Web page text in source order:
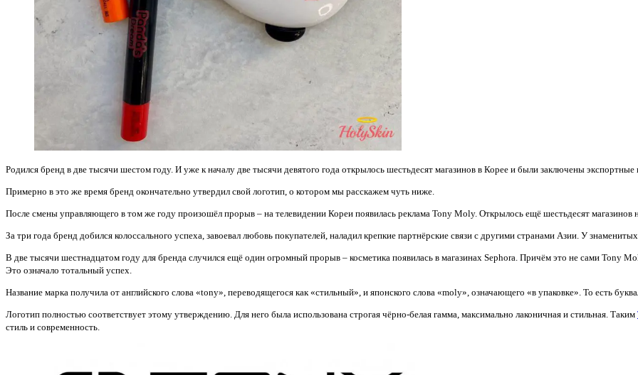
Родился бренд в две тысячи шестом году. И уже к началу две тысячи девятого года открылось шестьдесят магазинов в Корее и были заключены
Примерно в это же время бренд окончательно утвердил свой логотип, о котором мы расскажем чуть ниже.
После смены управляющего в том же году произошёл прорыв – на телевидении Кореи появилась реклама Tony Moly. Открылось ещё шестьдесят магазинов
За три года бренд добился колоссального успеха, завоевал любовь покупателей, наладил крепкие партнёрские связи с другими странами Азии. У
В две тысячи шестнадцатом году для бренда случился ещё один огромный прорыв – косметика появилась в магазинах Sephora. Причём это не сами Tony
Это означало тотальный успех.
Название марка получила от английского слова «tony», переводящегося как «стильный», и японского слова «moly», означающего «в упаковке». То есть
Логотип полностью соответствует этому утверждению. Для него была использована строгая чёрно-белая гамма, максимально лаконичная и стильная. Таким
стиль и современность.